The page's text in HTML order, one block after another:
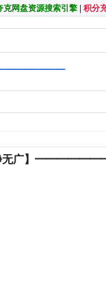
克网盘资源搜索引擎 积分
━━━━━━━━━━━
【纯净无广】